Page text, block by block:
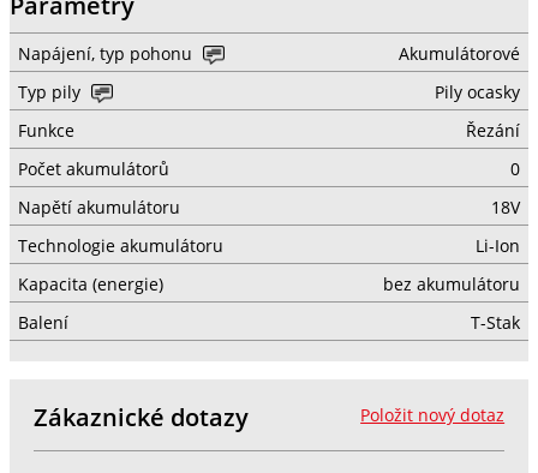
Napájení, typ pohonu
Akumulátorové
Typ pily
Pily ocasky
Funkce
Řezání
Počet akumulátorů
0
Napětí akumulátoru
18V
Technologie akumulátoru
Li-Ion
Kapacita (energie)
bez akumulátoru
Balení
T-Stak
Položit nový dotaz
Zákaznické dotazy